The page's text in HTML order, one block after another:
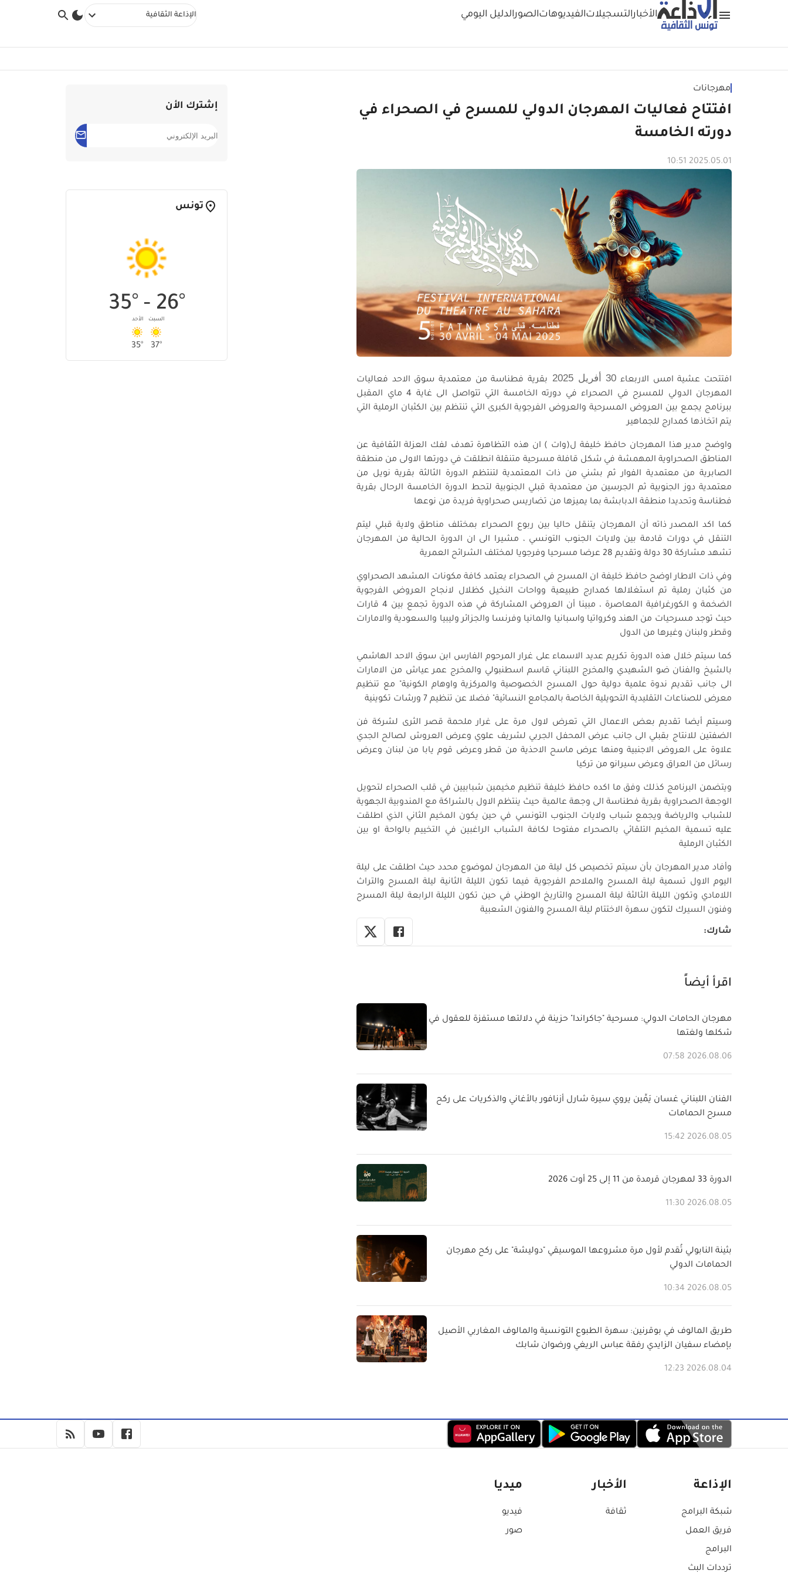
الأخبارالتسجيلاتالفيديوهاتالصورالدليل اليومي الإذاعة الثقافية
مهرجانات
افتتاح فعاليات المهرجان الدولي للمسرح في الصحراء في
دورته الخامسة
2025.05.01 10:51
افتتحت عشية امس الاربعاء 30 أفريل 2025
بقرية فطناسة من معتمدية سوق الاحد فعاليات
المهرجان الدولي للمسرح في الصحراء في دورته الخامسة التي تتواصل الى غاية 4 ماي المقبل
ببرنامج يجمع بين العروض المسرحية والعروض الفرجوية الكبرى التي تنتظم بين الكثبان الرملية التي
يتم اتخاذها كمدارج للجماهير
واوضح مدير هذا المهرجان حافظ خليفة ل(وات ) ان هذه التظاهرة تهدف لفك العزلة الثقافية عن
المناطق الصحراوية المهمشة في شكل قافلة مسرحية متنقلة انطلقت في دورتها الاولى من منطقة
الصابرية من معتمدية الفوار ثم بشني من ذات المعتمدية لتنتظم الدورة الثالثة بقرية نويل من
معتمدية دوز الجنوبية ثم الجرسين من معتمدية قبلي الجنوبية لتحط الدورة الخامسة الرحال بقرية
فطناسة وتحديدا منطقة الدبابشة بما يميزها من تضاريس صحراوية فريدة من نوعها
كما اكد المصدر ذاته أن المهرجان يتنقل حاليا بين ربوع الصحراء بمختلف مناطق ولاية قبلي ليتم
التنقل في دورات قادمة بين ولايات الجنوب التونسي ، مشيرا الى ان الدورة الحالية من المهرجان
تشهد مشاركة 30 دولة وتقديم 28 عرضا مسرحيا وفرجويا لمختلف الشرائح العمرية
وفي ذات الاطار اوضح حافظ خليفة ان المسرح في الصحراء يعتمد كافة مكونات المشهد الصحراوي
من كثبان رملية تم استغلالها كمدارج طبيعية وواحات النخيل كظلال لانجاح العروض الفرجوية
الضخمة و الكورغرافية المعاصرة ، مبينا أن العروض المشاركة في هذه الدورة تجمع بين 4 قارات
حيث توجد مسرحيات من الهند وكرواتيا واسبانيا والمانيا وفرنسا والجزائر وليبيا والسعودية والامارات
وقطر ولبنان وغيرها من الدول
كما سيتم خلال هذه الدورة تكريم عديد الاسماء على غرار المرحوم الفارس ابن سوق الاحد الهاشمي
بالشيخ والفنان ضو الشهيدي والمخرج اللبناني قاسم اسطنبولي والمخرج عمر عياش من الامارات
الى جانب تقديم ندوة علمية دولية حول المسرح الخصوصية والمركزية واوهام الكونية" مع تنظيم
معرض للصناعات التقليدية التحويلية الخاصة بالمجامع النسائية" فضلا عن تنظيم 7 ورشات تكوينية
وسيتم أيضا تقديم بعض الاعمال التي تعرض لاول مرة على غرار ملحمة قصر الثرى لشركة فن
الضفتين للانتاج بقبلي الى جانب عرض المحفل الجربي لشريف علوي وعرض العروش لصالح الجدي
علاوة على العروض الاجنبية ومنها عرض ماسح الاحذية من قطر وعرض قوم يابا من لبنان وعرض
رسائل من العراق وعرض سيرانو من تركيا
ويتضمن البرنامج كذلك وفق ما اكده حافظ خليفة تنظيم مخيمين شبابيين في قلب الصحراء لتحويل
الوجهة الصحراوية بقرية فطناسة الى وجهة عالمية حيث ينتظم الاول بالشراكة مع المندوبية الجهوية
للشباب والرياضة ويجمع شباب ولايات الجنوب التونسي في حين يكون المخيم الثاني الذي اطلقت
عليه تسمية المخيم التلقائي بالصحراء مفتوحا لكافة الشباب الراغبين في التخييم بالواحة او بين
الكثبان الرملية
وأفاد مدير المهرجان بأن سيتم تخصيص كل ليلة من المهرجان لموضوع محدد حيث اطلقت على ليلة
اليوم الاول تسمية ليلة المسرح والملاحم الفرجوية فيما تكون الليلة الثانية ليلة المسرح والتراث
اللامادي وتكون الليلة الثالثة ليلة المسرح والتاريخ الوطني في حين تكون الليلة الرابعة ليلة المسرح
وفنون السيرك لتكون سهرة الاختتام ليلة المسرح والفنون الشعبية
شارك:
اقرأ أيضاً
مهرجان الحامات الدولي: مسرحية "جاكراندا" حزينة في دلالتها مستفزة للعقول في
شكلها ولغتها
2026.08.06 07:58
الفنان اللبناني غسان يَمِّين يروي سيرة شارل أزنافور بالأغاني والذكريات على ركح
مسرح الحمامات
2026.08.05 15:42
الدورة 33 لمهرجان قرمدة من 11 إلى 25 أوت 2026
2026.08.05 11:30
بثينة النابولي تُقدم لأول مرة مشروعها الموسيقي "دوليشة" على ركح مهرجان
الحمامات الدولي
2026.08.05 10:34
طريق المالوف في بوقرنين: سهرة الطبوع التونسية والمالوف المغاربي الأصيل
بإمضاء سفيان الزايدي رفقة عباس الريغي ورضوان شابك
2026.08.04 12:23
إشترك الأن
تونس
26° -
35°
السبت
37°
الأحد
35°
الإذاعة
شبكة البرامج
فريق العمل
البرامج
ترددات البث
الأخبار
ثقافة
ميديا
فيديو
صور